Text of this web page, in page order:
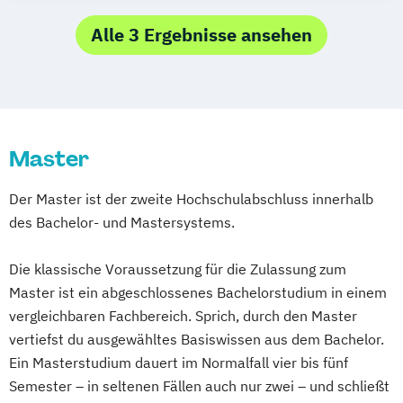
Lebensmittel-Produktentwicklung &
Ressourcenmanagement
Nachhaltige Produktion &
Personal
Organisation & Strategie
Produktmarketing & Projektmanagement
Pädagogisch-Didaktischer Lehrgang für
Lehrende des Exekutivdienstes
Radiologietechnologie
Regenerative Energiesysteme &
technisches Energiemanagement
Bauablaufplanung und Kostenermittlung in
digitalen Bauprojekten
Baustellenmanagement
Menschen mit Demenz
Bewegungsentwicklung
Bilingual Teaching and Learning
Biotech
Pharma & MedTech Management
Brandschutz Building Innovation
Business Controlling & Financial
Management
Bildungs- und Berufsberatung
Business & Engineering
TV und Media
Handelsmanagement
Human Resources Management
Energiemanagement
Management in Information and Business
Technologies
Management und IT
Marketing und Verkauf
Alle 3 Ergebnisse ansehen
Master
Der Master ist der zweite Hochschulabschluss innerhalb
des Bachelor- und Mastersystems.
Die klassische Voraussetzung für die Zulassung zum
Master ist ein abgeschlossenes Bachelorstudium in einem
vergleichbaren Fachbereich. Sprich, durch den Master
vertiefst du ausgewähltes Basiswissen aus dem Bachelor.
Ein Masterstudium dauert im Normalfall vier bis fünf
Semester – in seltenen Fällen auch nur zwei – und schließt